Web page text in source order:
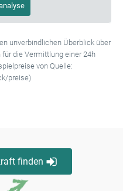
unverbindlichen Überblick über
die Vermittlung einer 24h
von Quelle:
preise)
finden